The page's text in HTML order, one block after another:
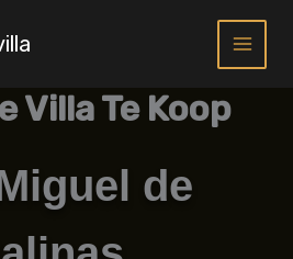
Villa Te Koop
de